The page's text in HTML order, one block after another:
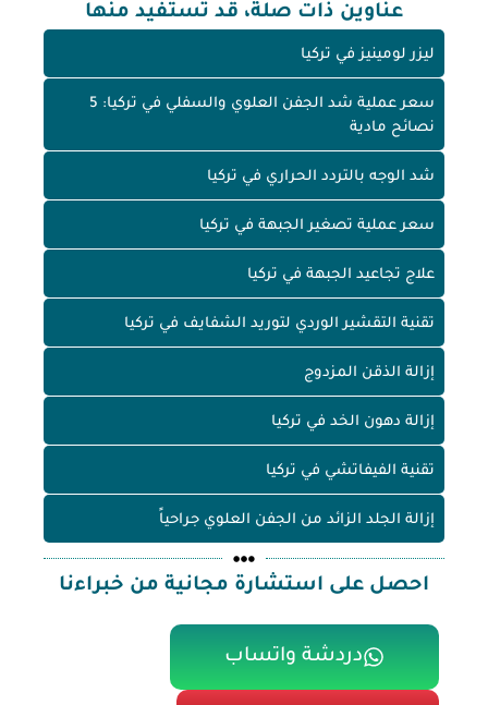
عناوين ذات صلة، قد تستفيد منها
ليزر لومينيز في تركيا
سعر عملية شد الجفن العلوي والسفلي في تركيا: 5
نصائح مادية
شد الوجه بالتردد الحراري في تركيا
سعر عملية تصغير الجبهة في تركيا
علاج تجاعيد الجبهة في تركيا
تقنية التقشير الوردي لتوريد الشفايف في تركيا
إزالة الذقن المزدوج
إزالة دهون الخد في تركيا
تقنية الفيفاتشي في تركيا
إزالة الجلد الزائد من الجفن العلوي جراحياً
احصل على استشارة مجانية من خبراءنا
دردشة واتساب